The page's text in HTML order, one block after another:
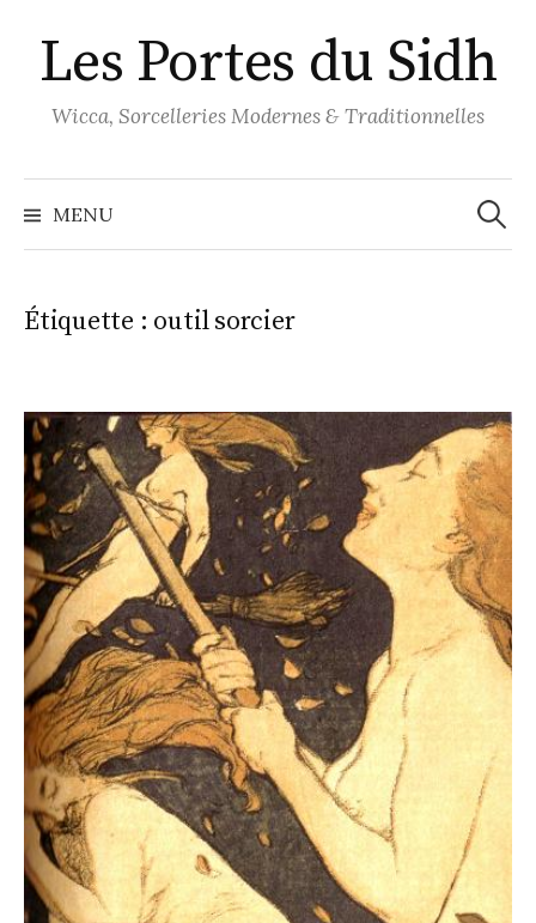
au
contenu
Les Portes du Sidh
Wicca, Sorcelleries Modernes & Traditionnelles
MENU
Étiquette : outil sorcier